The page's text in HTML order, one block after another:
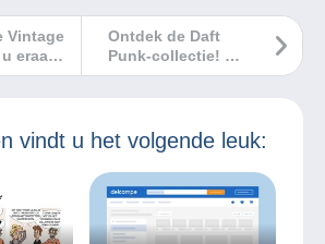
Ontdek de Daft
Punk-collectie! De
onmisbare items
Vintage
eraan:
deel
vindt u het volgende leuk: